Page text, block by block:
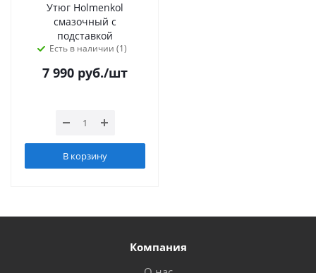
Утюг Holmenkol
смазочный с
подставкой
Есть в наличии (1)
7 990 руб./шт
В корзину
Компания